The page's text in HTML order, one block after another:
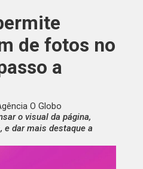
de fotos no
a
O Globo
o visual da página,
e dar mais destaque a